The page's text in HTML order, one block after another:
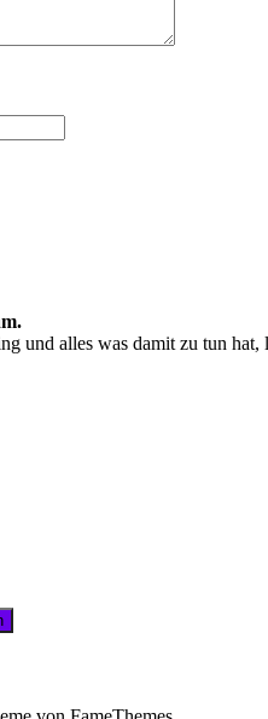
und alles was damit zu tun